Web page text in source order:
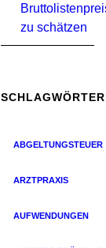
zu schätzen
SCHLAGWÖRTER
ABGELTUNGSTEUER
ARZTPRAXIS
AUFWENDUNGEN